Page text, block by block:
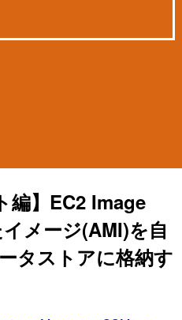
編】EC2 Image
メージ(AMI)を自
タストアに格納す